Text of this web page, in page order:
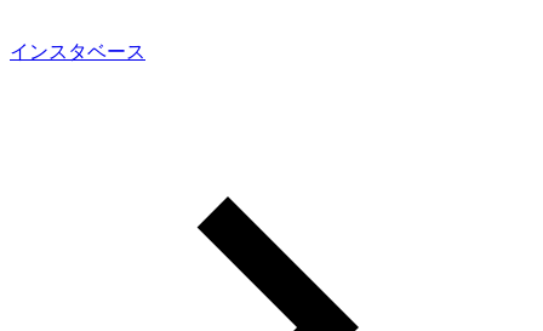
インスタベース